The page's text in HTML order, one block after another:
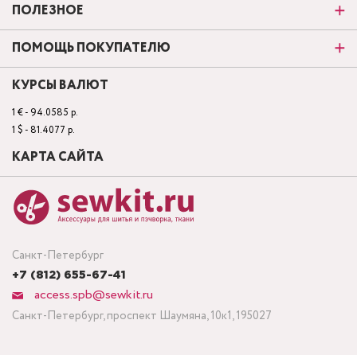
Санкт-Петербург
+7 (812) 655-67-41
access.spb@sewkit.ru
Санкт-Петербург, проспект Шаумяна, 10к1, 195027
ПОЛЕЗНОЕ
ПОМОЩЬ ПОКУПАТЕЛЮ
КУРСЫ ВАЛЮТ
1 € - 94.0585 р.
1 $ - 81.4077 р.
КАРТА САЙТА